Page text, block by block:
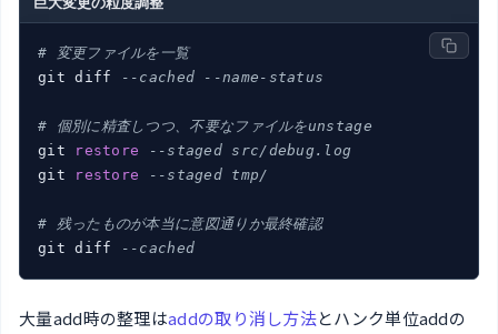
# 変更ファイルを一覧
git diff
--cached --name-status
# 個別に精査しつつ、不要なファイルをunstage
git
restore
--staged src/debug.log
git
restore --staged tmp/
# 残ったものが本当に意図通りか最終確認
git diff
--cached
大量add時の整理はaddの取り消し方法とハンク単位addの